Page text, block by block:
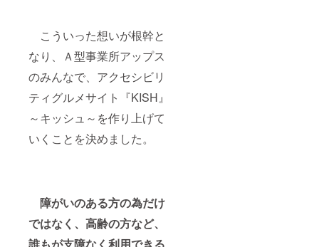
こういった想いが根幹と
なり、Ａ型事業所アップス
のみんなで、アクセシビリ
ティグルメサイト『KISH』
～キッシュ～を作り上げて
いくことを決めました。
障がいのある方の為だけ
ではなく、高齢の方など、